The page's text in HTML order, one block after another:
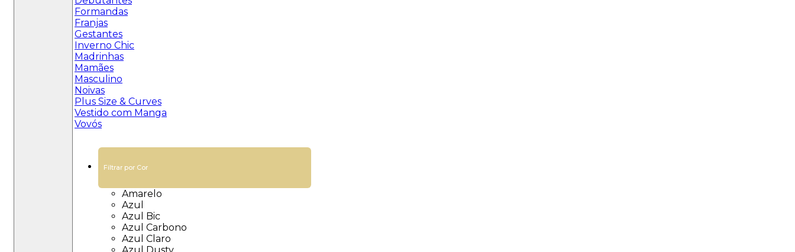
Formandas
Franjas
Gestantes
Inverno Chic
Madrinhas
Mamães
Masculino
Noivas
Plus Size & Curves
Vestido com Manga
Vovós
Filtrar por Cor
Amarelo
Azul
Azul Bic
Azul Carbono
Azul Claro